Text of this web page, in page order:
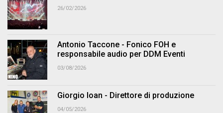
26/02/2026
Antonio Taccone - Fonico FOH e
responsabile audio per DDM Eventi
03/08/2026
Giorgio Ioan - Direttore di produzione
04/05/2026